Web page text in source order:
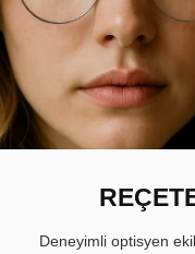
Deneyimli optisyen